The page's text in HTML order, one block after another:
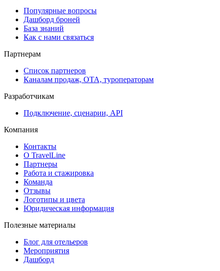
Популярные вопросы
Дашборд броней
База знаний
Как с нами связаться
Партнерам
Список партнеров
Каналам продаж, ОТА, туроператорам
Разработчикам
Подключение, сценарии, API
Компания
Контакты
О TravelLine
Партнеры
Работа и стажировка
Команда
Отзывы
Логотипы и цвета
Юридическая информация
Полезные материалы
Блог для отельеров
Мероприятия
Дашборд